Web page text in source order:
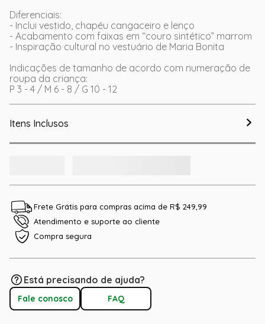
Diferenciais:
- Inclui vestido, chapéu cangaceiro e lenço
- Acabamento com faixas em “couro sintético” marrom
- Inspiração cultural no vestuário de Maria Bonita
Indicações de tamanho de acordo com numeração de
roupa da criança:
P 3 - 4 / M 6 - 8 / G 10 - 12
Itens Inclusos
Frete Grátis para compras acima de R$ 249,99
Atendimento e suporte ao cliente
Compra segura
Está precisando de ajuda?
Fale conosco FAQ